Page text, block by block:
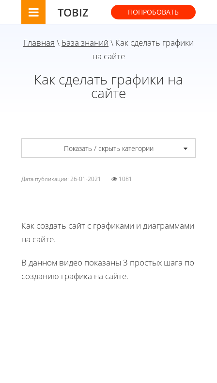
TOBIZ ПОПРОБОВАТЬ
Главная \ База знаний \ Как сделать графики
на сайте
Как сделать графики на
сайте
Показать / скрыть категории
Дата публикации: 26-01-2021 1081
Как создать сайт с графиками и диаграммами
на сайте.
В данном видео показаны 3 простых шага по
созданию графика на сайте.